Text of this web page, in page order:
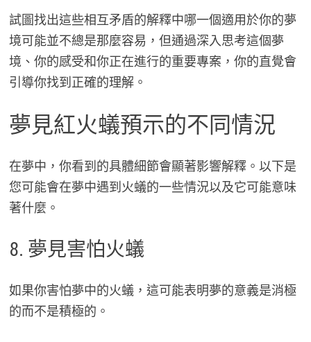
試圖找出這些相互矛盾的解釋中哪一個適用於你的夢
境可能並不總是那麼容易，但通過深入思考這個夢
境、你的感受和你正在進行的重要專案，你的直覺會
引導你找到正確的理解。
夢見紅火蟻預示的不同情況
在夢中，你看到的具體細節會顯著影響解釋。以下是
您可能會在夢中遇到火蟻的一些情況以及它可能意味
著什麼。
8. 夢見害怕火蟻
如果你害怕夢中的火蟻，這可能表明夢的意義是消極
的而不是積極的。